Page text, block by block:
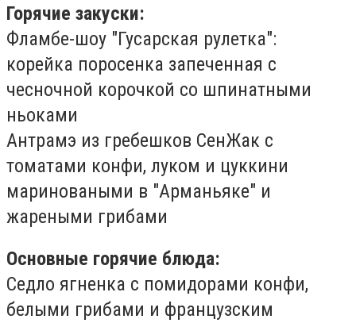
Горячие закуски:
Фламбе-шоу "Гусарская рулетка":
корейка поросенка запеченная с
чесночной корочкой со шпинатными
ньоками
Антрамэ из гребешков СенЖак с
томатами конфи, луком и цуккини
мариноваными в "Арманьяке" и
жареными грибами
Основные горячие блюда:
Седло ягненка с помидорами конфи,
белыми грибами и французским